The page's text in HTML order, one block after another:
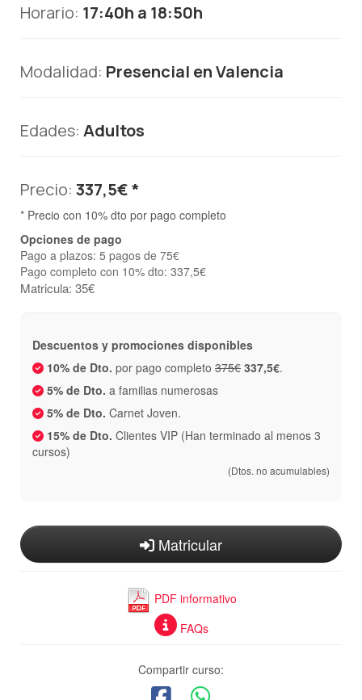
Horario: 17:40h a 18:50h
Modalidad: Presencial en Valencia
Edades: Adultos
Precio: 337,5€ *
* Precio con 10% dto por pago completo
Opciones de pago
Pago a plazos: 5 pagos de 75€
Pago completo con 10% dto: 337,5€
Matricula: 35€
Descuentos y promociones disponibles
10% de Dto. por pago completo 375€ 337,5€.
5% de Dto. a familias numerosas
5% de Dto. Carnet Joven.
15% de Dto. Clientes VIP (Han terminado al menos 3
cursos)
(Dtos. no acumulables)
Matricular
PDF informativo
FAQs
Compartir curso: